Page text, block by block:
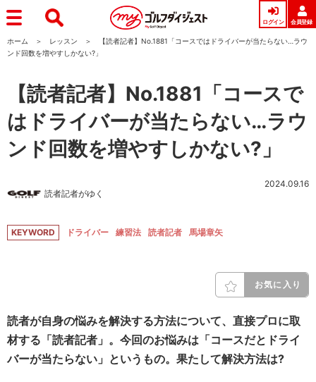
ログイン 会員登録
ホーム レッスン
【読者記者】No.1881「コースではドライバーが当たらない…ラウ
ンド回数を増やすしかない?」
【読者記者】No.1881「コースで
はドライバーが当たらない…ラウ
ンド回数を増やすしかない?」
読者記者がゆく
2024.09.16
KEYWORD ドライバー 練習法 読者記者 馬場章矢
お気に入り
読者が自身の悩みを解決する方法について、直接プロに取
材する「読者記者」。今回のお悩みは「コースだとドライ
バーが当たらない」というもの。果たして解決方法は?